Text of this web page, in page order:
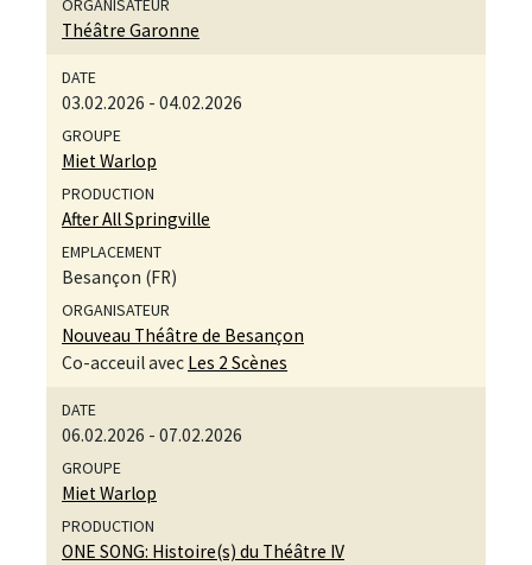
Théâtre Garonne
03.02.2026 - 04.02.2026
Miet Warlop
After All Springville
Besançon (FR)
Nouveau Théâtre de Besançon
Co-acceuil avec Les 2 Scènes
06.02.2026 - 07.02.2026
Miet Warlop
ONE SONG: Histoire(s) du Théâtre IV